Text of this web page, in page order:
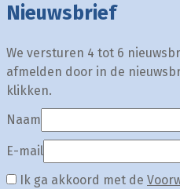
Nieuwsbrief
We versturen 4 tot 6
afmelden door in de
klikken.
Naam
E-mail
Ik ga akkoord met de